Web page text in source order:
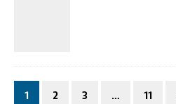
1 2 3 … 11